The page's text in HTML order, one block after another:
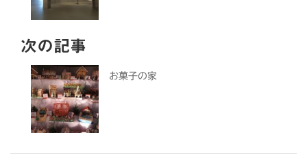
次の記事
お菓子の家